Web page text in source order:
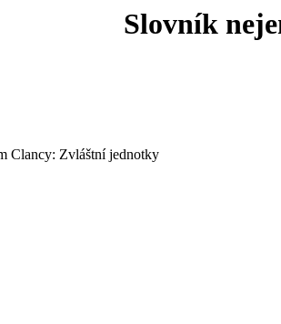
Slovník
Clancy: Zvláštní jednotky